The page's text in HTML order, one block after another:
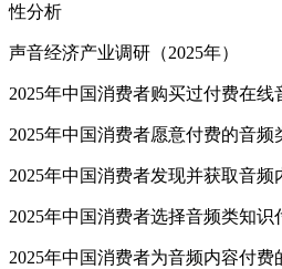
性分析
声音经济产业调研（2025年）
2025年中国消费者购买过付费在线
2025年中国消费者愿意付费的音频
2025年中国消费者发现并获取音频
2025年中国消费者选择音频类知
2025年中国消费者为音频内容付费